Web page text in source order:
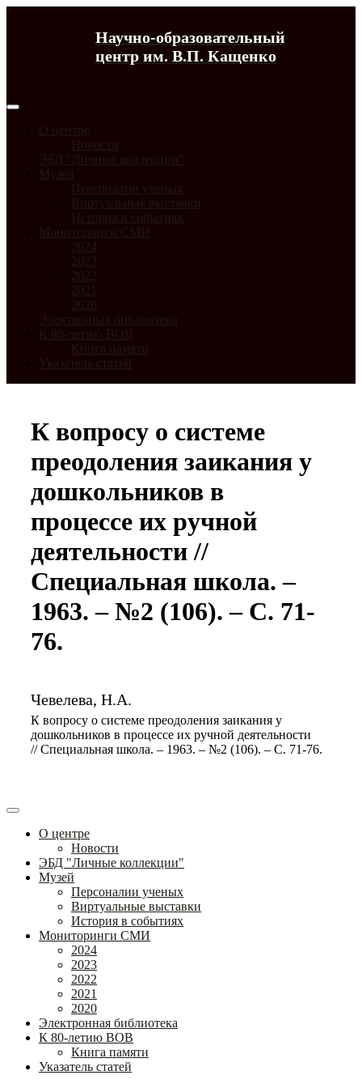
Научно-образовательный
центр им. В.П. Кащенко
О центре
Новости
ЭБД "Личные коллекции"
Музей
Персоналии ученых
Виртуальные выставки
История в событиях
Мониторинги СМИ
2024
2023
2022
2021
2020
Электронная библиотека
К 80-летию ВОВ
Книга памяти
Указатель статей
К вопросу о системе
преодоления заикания у
дошкольников в
процессе их ручной
деятельности //
Специальная школа. –
1963. – №2 (106). – С. 71-
76.
Чевелева, Н.А.
К вопросу о системе преодоления заикания у
дошкольников в процессе их ручной деятельности
// Специальная школа. – 1963. – №2 (106). – С. 71-76.
О центре
Новости
ЭБД "Личные коллекции"
Музей
Персоналии ученых
Виртуальные выставки
История в событиях
Мониторинги СМИ
2024
2023
2022
2021
2020
Электронная библиотека
К 80-летию ВОВ
Книга памяти
Указатель статей